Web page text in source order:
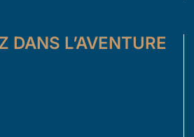
DANS L’AVENTURE